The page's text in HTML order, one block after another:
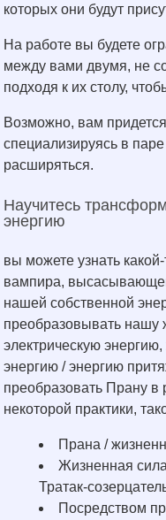
которых они будут
На работе вы будете
между вами двумя, не
подходя к их столу,
Возможно, вам
специализируясь в
расширяться.
Научитесь
энергию
вы можете узнать
вампира,
нашей собственной
преобразовывать нашу
электрическую
энергию / энергию
преобразовать Прану
некоторой практики,
Прана /
Жизненная
Тратак-
Посредством